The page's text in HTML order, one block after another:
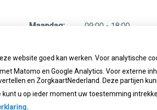
Maandag:
09:00 - 18:00
Donderdag:
09:00 - 18:00
Vrijdag:
09:00 - 18:00
website goed kan werken. Voor analytische
Matomo en Google Analytics. Voor externe
en ZorgkaartNederland. Deze partijen
u op ieder moment uw toestemming